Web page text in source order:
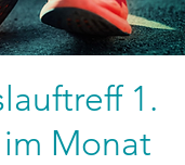
1.
Monat